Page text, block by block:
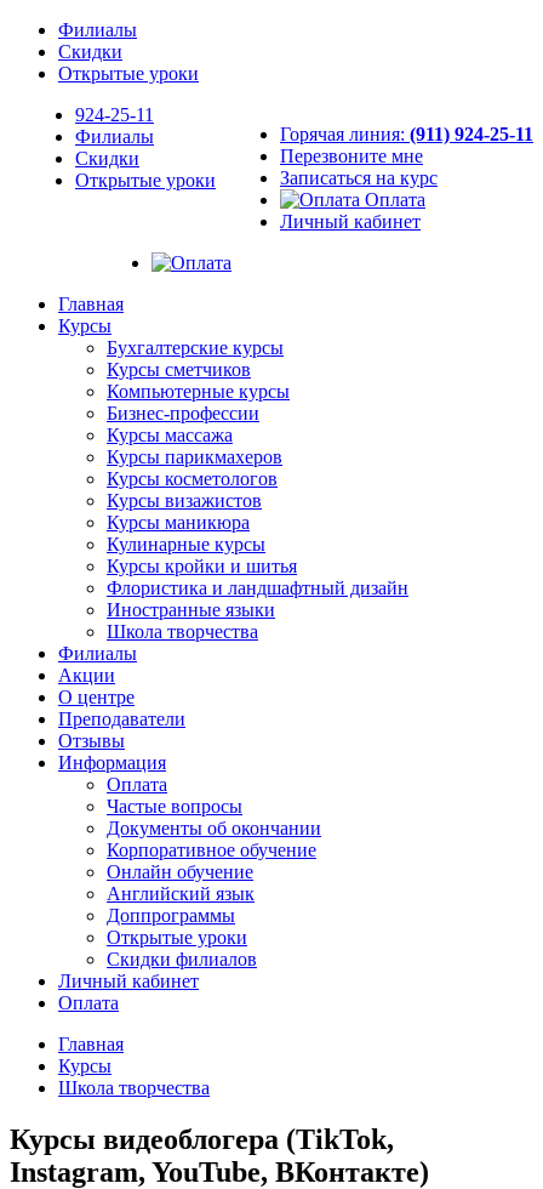
Филиалы
Скидки
Открытые уроки
Горячая линия: (911) 924-25-11
Перезвоните мне
Записаться на курс
Оплата
Личный кабинет
924-25-11
Филиалы
Скидки
Открытые уроки
Главная
Курсы
Бухгалтерские курсы
Курсы сметчиков
Компьютерные курсы
Бизнес-профессии
Курсы массажа
Курсы парикмахеров
Курсы косметологов
Курсы визажистов
Курсы маникюра
Кулинарные курсы
Курсы кройки и шитья
Флористика и ландшафтный дизайн
Иностранные языки
Школа творчества
Филиалы
Акции
О центре
Преподаватели
Отзывы
Информация
Оплата
Частые вопросы
Документы об окончании
Корпоративное обучение
Онлайн обучение
Английский язык
Доппрограммы
Открытые уроки
Скидки филиалов
Личный кабинет
Оплата
Главная
Курсы
Школа творчества
Курсы видеоблогера (TikTok,
Instagram, YouTube, ВКонтакте)